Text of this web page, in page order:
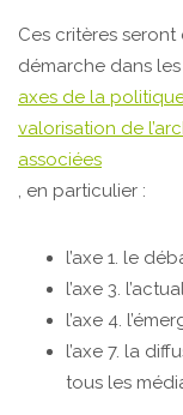
Ces critères
démarche dans les
axes de la
valorisation de
associées
, en particulier :
l’axe 1. le
l’axe 3.
l’axe 4.
l’axe 7. la
tous les